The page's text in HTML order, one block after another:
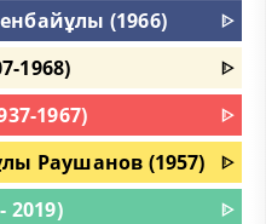
(1966)
ᐈ
1968)
ᐈ
1967)
ᐈ
Раушанов (1957)
ᐈ
2019)
ᐈ